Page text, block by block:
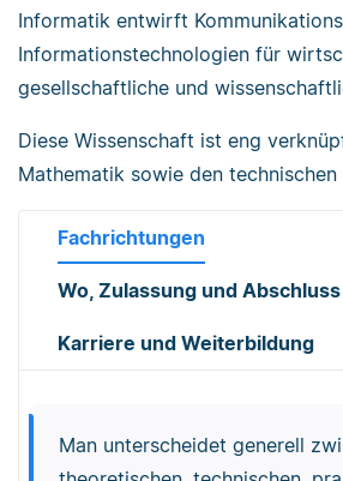
Informatik entwirft
Informationstechnologien für
gesellschaftliche und
Diese Wissenschaft ist eng
Mathematik sowie den technischen
Fachrichtungen
Wo, Zulassung und Abschluss
Karriere und Weiterbildung
Man unterscheidet generell